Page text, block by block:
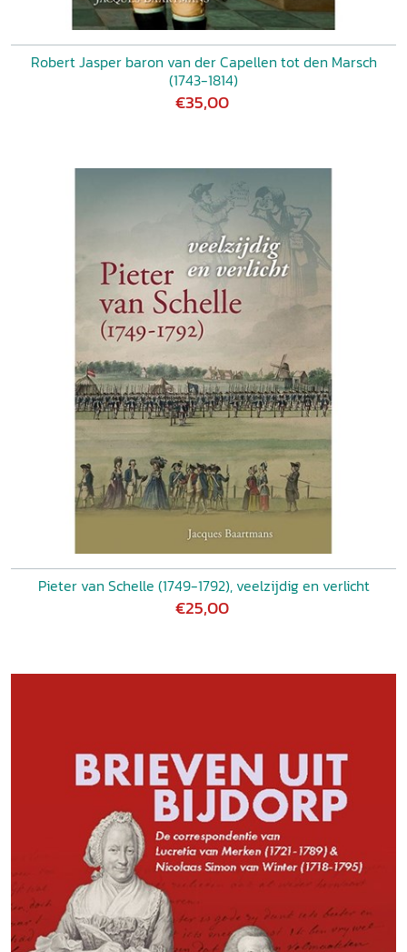
Robert Jasper baron van der Capellen tot den Marsch
(1743-1814)
€35,00
Pieter van Schelle (1749-1792), veelzijdig en verlicht
€25,00